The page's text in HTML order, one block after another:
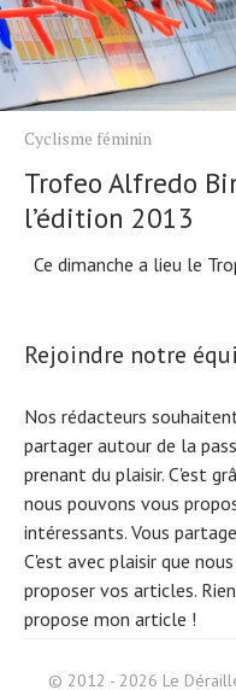
Cyclisme féminin
Trofeo Alfredo
l’édition 2013
Ce dimanche a lieu le
Rejoindre notre
Nos rédacteurs
partager autour de la
prenant du plaisir. C'est
nous pouvons vous
intéressants. Vous
C'est avec plaisir que
proposer vos articles.
propose mon article !
© 2012 - 2026 Le
Search